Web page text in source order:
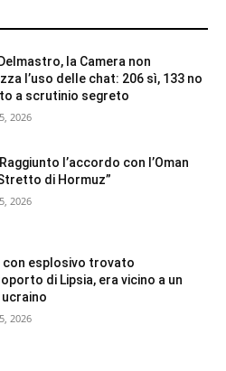
la Camera non
l’uso delle chat: 206 sì, 133 no
a scrutinio segreto
2026
l’accordo con l’Oman
di Hormuz”
2026
con esplosivo trovato
di Lipsia, era vicino a un
2026